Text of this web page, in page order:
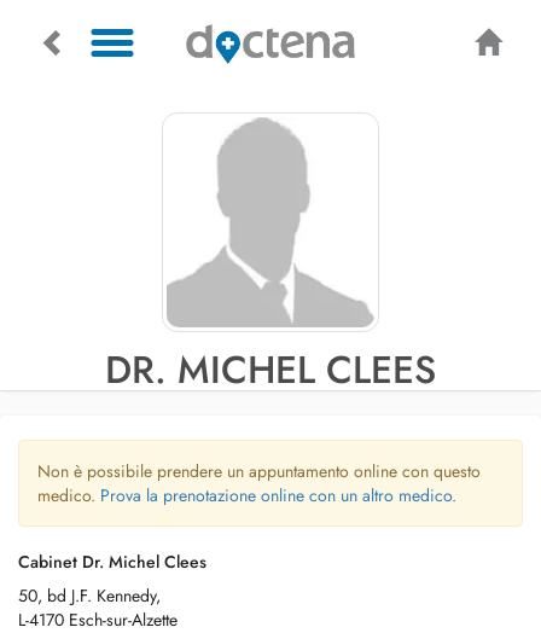
DR. MICHEL CLEES
Non è possibile prendere un appuntamento online con questo
medico. Prova la prenotazione online con un altro medico.
Cabinet Dr. Michel Clees
50, bd J.F. Kennedy,
L-4170 Esch-sur-Alzette